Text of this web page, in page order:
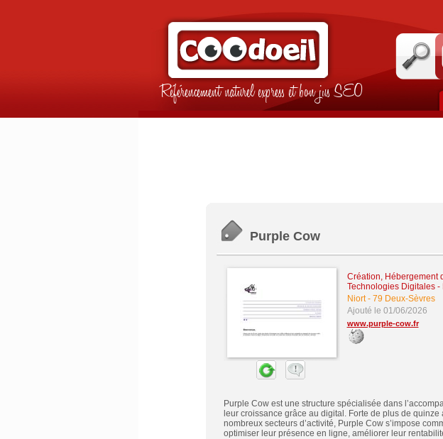
Référencement naturel express et bon jus SEO
Purple Cow
Création, Hébergement
Technologies Digitales-
Niort- 79 Deux-Sèvres
Ajouté le 01/06/2026
www.purple-cow.fr
Purple Cow est une structure spécialisée dans
leur croissance grâce au digital. Forte de plus de
nombreux secteurs d’activité, Purple Cow s’impose
optimiser leur présence en ligne, améliorer leur